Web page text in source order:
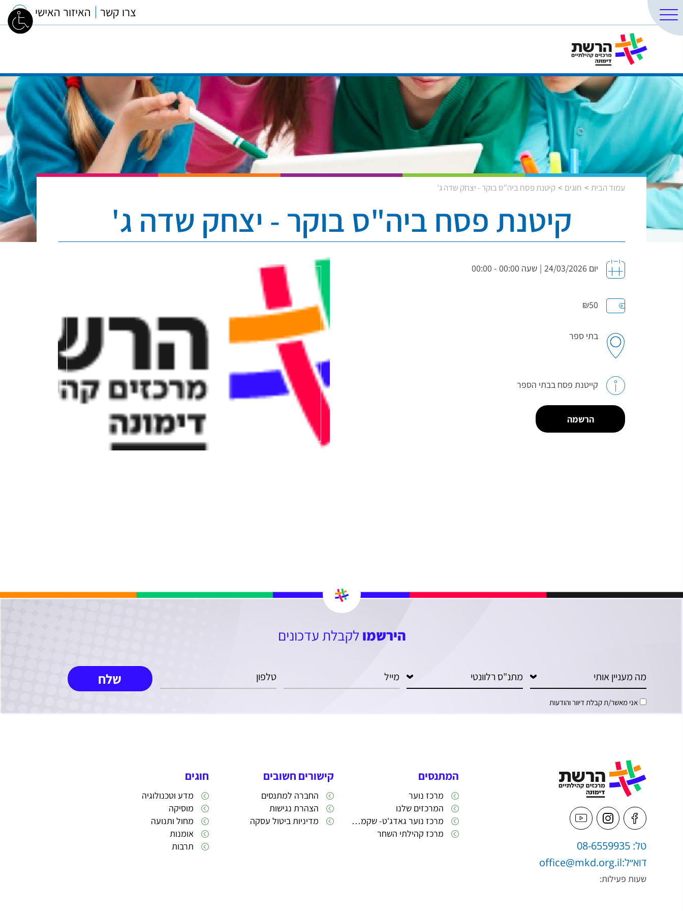
צרו קשר האיזור האישי
עמוד הבית חוגים קיטנת פסח ביה"ס בוקר - יצחק שדה ג'
קיטנת פסח ביה"ס בוקר - יצחק שדה ג'
יום 24/03/2026 | שעה 00:00 - 00:00
₪50
בתי ספר
קייטנת פסח בבתי הספר
הרשמה
הירשמו לקבלת עדכונים
אני מאשר/ת קבלת דיוור והודעות
טל: 08-6559935
דוא״ל:office@mkd.org.il
שעות פעילות:
המתנסים
מרכז נוער
המרכזים שלנו
מרכז נוער גאדג'ט- שקמה 22
מרכז קהילתי השחר
קישורים חשובים
החברה למתנסים
הצהרת נגישות
מדיניות ביטול עסקה
חוגים
מדע וטכנולוגיה
מוסיקה
מחול ותנועה
אומנות
תרבות